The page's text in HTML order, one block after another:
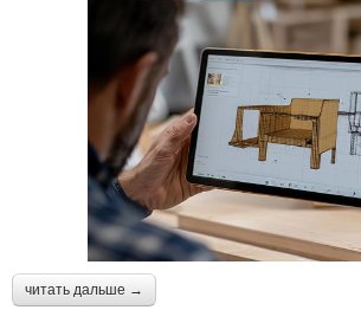
читать дальше →